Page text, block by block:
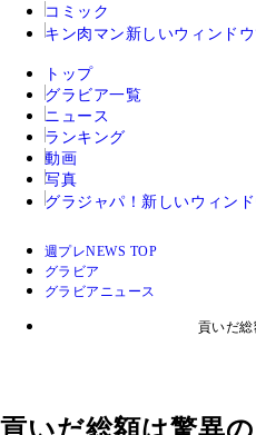
コミック
キン肉マン 新しいウィンドウ
トップ
グラビア一覧
ニュース
ランキング
動画
写真
グラジャパ！ 新しいウィンド
週プレNEWS TOP
グラビア
グラビアニュース
貢いだ
貢いだ総額は驚異